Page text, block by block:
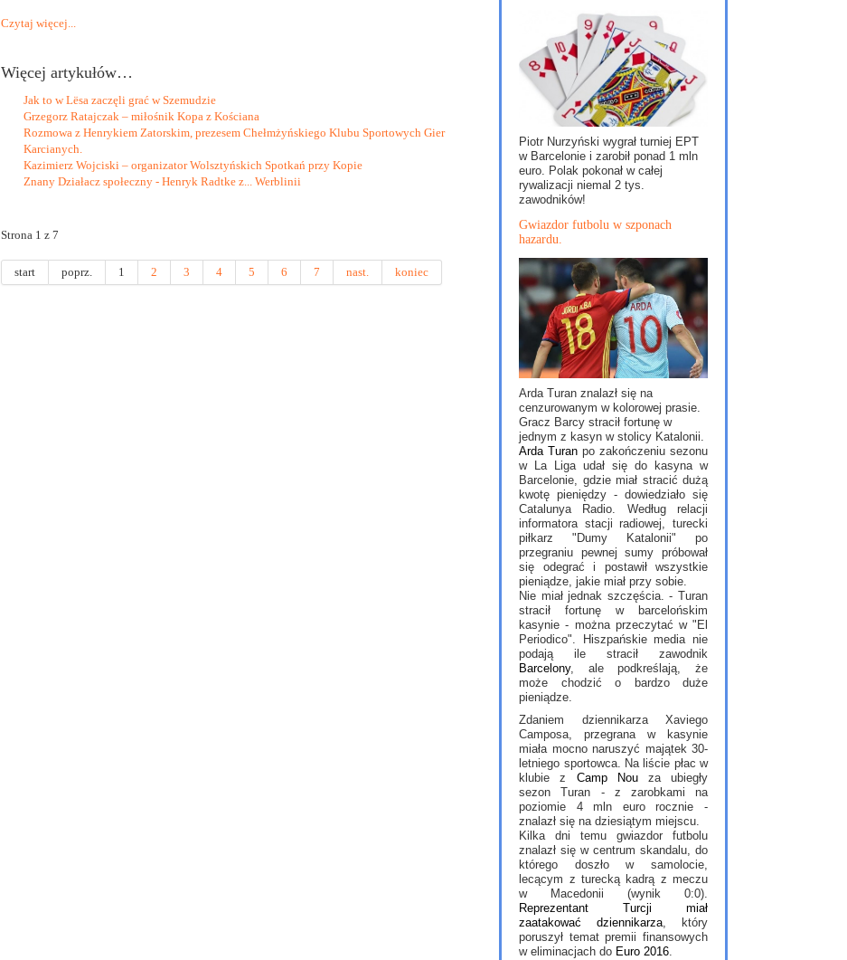
Czytaj więcej...
Więcej artykułów…
Jak to w Lësa zaczęli grać w Szemudzie
Grzegorz Ratajczak – miłośnik Kopa z Kościana
Rozmowa z Henrykiem Zatorskim, prezesem Chełmżyńskiego Klubu Sportowych Gier
Karcianych.
Kazimierz Wojciski – organizator Wolsztyńskich Spotkań przy Kopie
Znany Działacz społeczny - Henryk Radtke z... Werblinii
Strona 1 z 7
start poprz. 1 2 3 4 5 6 7 nast. koniec
Piotr Nurzyński wygrał turniej EPT
w Barcelonie i zarobił ponad 1 mln
euro. Polak pokonał w całej
rywalizacji niemal 2 tys.
zawodników!
Gwiazdor futbolu w szponach
hazardu.
Arda Turan znalazł się na
cenzurowanym w kolorowej prasie.
Gracz Barcy stracił fortunę w
jednym z kasyn w stolicy Katalonii.
Arda Turan po zakończeniu sezonu
w La Liga udał się do kasyna w
Barcelonie, gdzie miał stracić dużą
kwotę pieniędzy - dowiedziało się
Catalunya Radio. Według relacji
informatora stacji radiowej, turecki
piłkarz "Dumy Katalonii" po
przegraniu pewnej sumy próbował
się odegrać i postawił wszystkie
pieniądze, jakie miał przy sobie.
Nie miał jednak szczęścia. - Turan
stracił fortunę w barcelońskim
kasynie - można przeczytać w "El
Periodico". Hiszpańskie media nie
podają ile stracił zawodnik
Barcelony, ale podkreślają, że
może chodzić o bardzo duże
pieniądze.
Zdaniem dziennikarza Xaviego
Camposa, przegrana w kasynie
miała mocno naruszyć majątek 30-
letniego sportowca. Na liście płac w
klubie z Camp Nouza ubiegły
sezon Turan - z zarobkami na
poziomie 4 mln euro rocznie -
znalazł się na dziesiątym miejscu.
Kilka dni temu gwiazdor futbolu
znalazł się w centrum skandalu, do
którego doszło w samolocie,
lecącym z turecką kadrą z meczu
w Macedonii (wynik 0:0).
Reprezentant Turcji miał
zaatakować dziennikarza, który
poruszył temat premii finansowych
w eliminacjach do Euro 2016.